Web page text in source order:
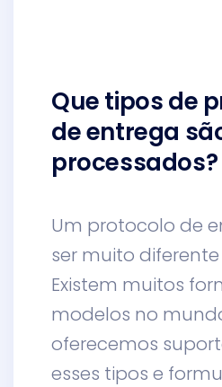
Que tipos de
de entrega
processados?
Um protocolo de
ser muito
Existem muitos
modelos no
oferecemos
esses tipos e